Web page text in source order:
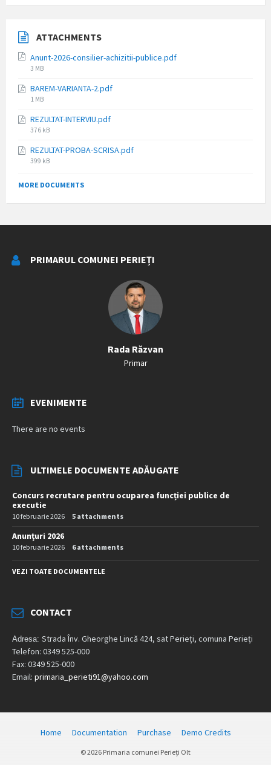
ATTACHMENTS
Anunt-2026-consilier-achizitii-publice.pdf
File
3 MB
BAREM-VARIANTA-2.pdf
File
1 MB
REZULTAT-INTERVIU.pdf
File
376 kB
REZULTAT-PROBA-SCRISA.pdf
File
399 kB
MORE DOCUMENTS
PRIMARUL COMUNEI PERIEȚI
Rada Răzvan
Primar
EVENIMENTE
There are no events
ULTIMELE DOCUMENTE ADĂUGATE
Concurs recrutare pentru ocuparea funcției publice de
executie
10 februarie 2026 5 attachments
Anunțuri 2026
10 februarie 2026 6 attachments
VEZI TOATE DOCUMENTELE
CONTACT
Adresa: Strada Înv. Gheorghe Lincă 424, sat Perieți, comuna Perieți
Telefon: 0349 525-000
Fax: 0349 525-000
Email: primaria_perieti91@yahoo.com
Home Documentation Purchase Demo Credits
© 2026 Primaria comunei Perieți Olt